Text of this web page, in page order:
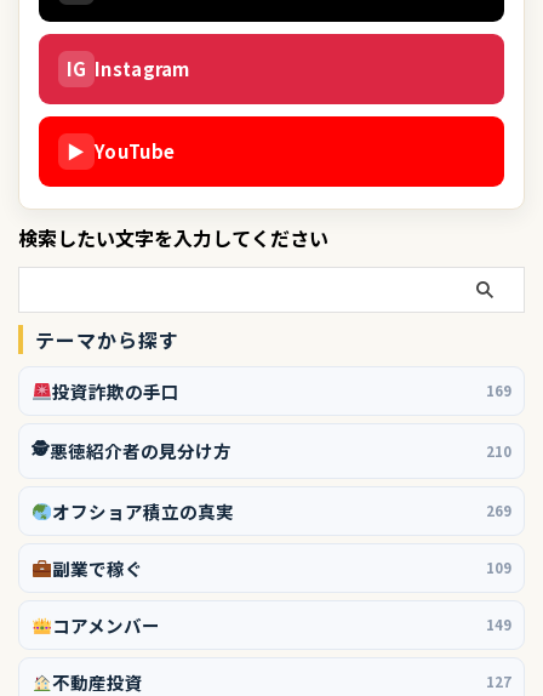
IG Instagram
▶ YouTube
検索したい文字を入力してください
テーマから探す
投資詐欺の手口 169
🕵️悪徳紹介者の見分け方 210
オフショア積立の真実 269
副業で稼ぐ 109
コアメンバー 149
不動産投資 127